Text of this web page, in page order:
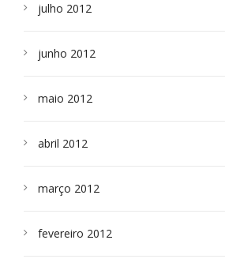
julho 2012
junho 2012
maio 2012
abril 2012
março 2012
fevereiro 2012